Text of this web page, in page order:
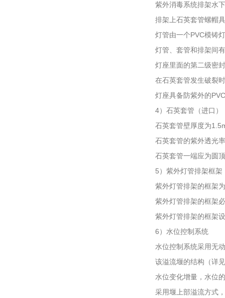
紫外消毒系统排架水
排架上石英套管螺帽
灯管由一个PVC模铸
灯管、套管和排架间
灯座里面的第二级密
在石英套管发生破裂
灯座具备防紫外的
4）石英套管（进口）
石英套管壁厚度为
石英套管的紫外透光
石英套管一端应为圆
5）紫外灯管排架框架
紫外灯管排架的框架
紫外灯管排架的框架
紫外灯管排架的框架
6）水位控制系统
水位控制系统采用无
该溢流堰的结构（详
水位变化增量，水位
采用堰上部溢流方式